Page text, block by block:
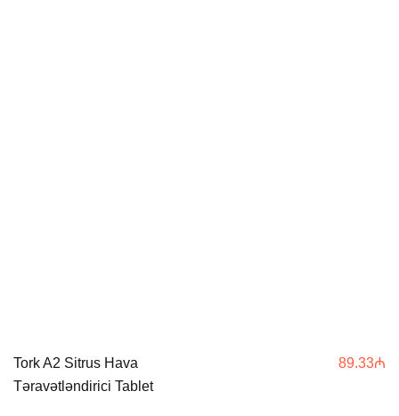
Tork A2 Sitrus Hava
Təravətləndirici Tablet
89.33₼